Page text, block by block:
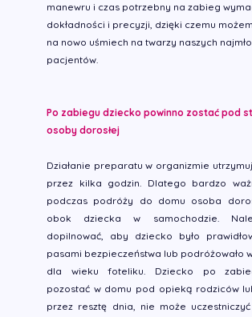
manewru i czas potrzebny na zabieg
dokładności i precyzji, dzięki czemu
na nowo uśmiech na twarzy naszych
pacjentów.
Po zabiegu dziecko powinno zostać pod
osoby dorosłej
Działanie preparatu w organizmie
przez kilka godzin. Dlatego bardzo
podczas podróży do domu osoba
obok dziecka w samochodzie.
dopilnować, aby dziecko było
pasami bezpieczeństwa lub podróżowało
dla wieku foteliku. Dziecko po
pozostać w domu pod opieką rodziców
przez resztę dnia, nie może